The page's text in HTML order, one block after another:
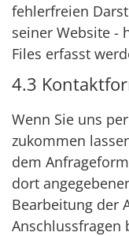
fehlerfreien
seiner Website -
Files erfasst
4.3
Wenn Sie uns
zukommen
dem
dort
Bearbeitung der
Anschlussfragen